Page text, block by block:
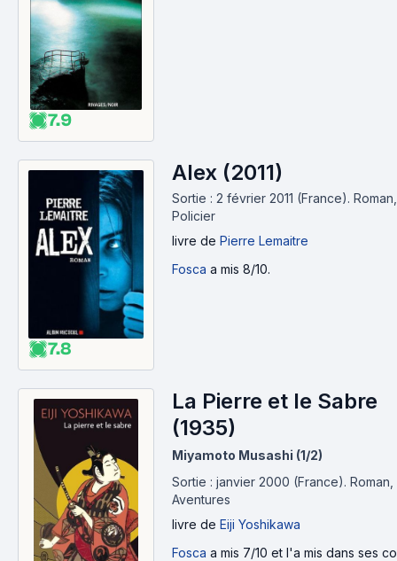
7.9
7.8
Alex (2011)
Sortie : 2 février 2011 (France). Roman,
Policier
livre de Pierre Lemaitre
Fosca a mis 8/10.
La Pierre et le Sabre
(1935)
Miyamoto Musashi (1/2)
Sortie : janvier 2000 (France). Roman,
Aventures
livre de Eiji Yoshikawa
Fosca a mis 7/10 et l'a mis dans ses